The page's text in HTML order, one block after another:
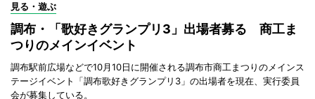
見る・遊ぶ
調布・「歌好きグランプリ3」出場者募る 商工ま
つりのメインイベント
調布駅前広場などで10月10日に開催される調布市商工まつりのメインス
テージイベント「調布歌好きグランプリ3」の出場者を現在、実行委員
会が募集している。